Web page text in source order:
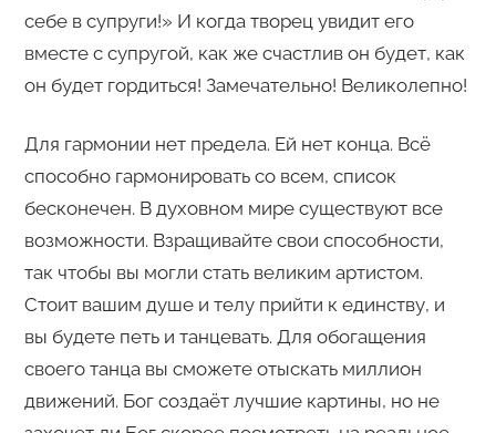
себе в супруги!» И когда творец увидит его
вместе с супругой, как же счастлив он будет, как
он будет гордиться! Замечательно! Великолепно!
Для гармонии нет предела. Ей нет конца. Всё
способно гармонировать со всем, список
бесконечен. В духовном мире существуют все
возможности. Взращивайте свои способности,
так чтобы вы могли стать великим артистом.
Стоит вашим душе и телу прийти к единству, и
вы будете петь и танцевать. Для обогащения
своего танца вы сможете отыскать миллион
движений. Бог создаёт лучшие картины, но не